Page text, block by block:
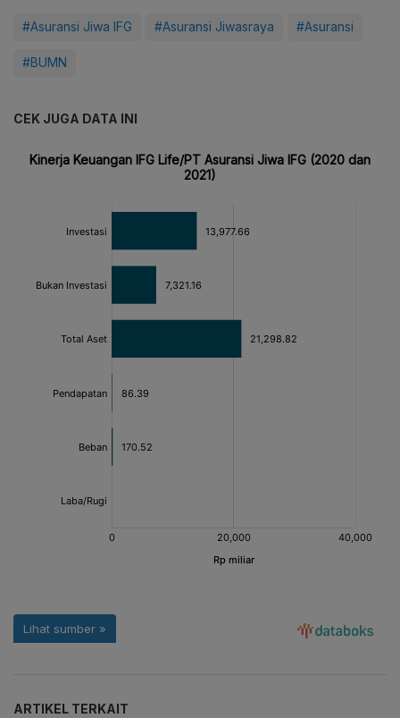
#Asuransi Jiwa IFG #Asuransi Jiwasraya #Asuransi
#BUMN
CEK JUGA DATA INI
ARTIKEL TERKAIT